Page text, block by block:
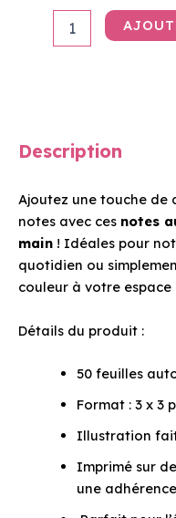
Description
Ajoutez une touche de
notes avec ces notes
main ! Idéales pour
quotidien ou
couleur à votre
Détails du produit :
50 feuilles
Format : 3 x 3
Illustration
Imprimé sur
une